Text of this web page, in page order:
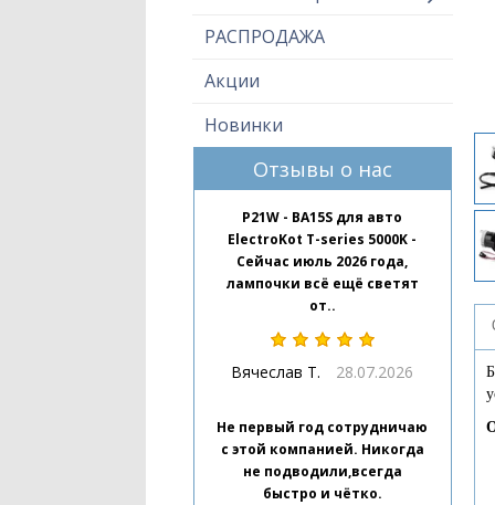
РАСПРОДАЖА
Акции
Новинки
Отзывы о нас
P21W - BA15S для авто
ElectroKot T-series 5000K -
Сейчас июль 2026 года,
лампочки всё ещё светят
от..
Вячеслав Т. 28.07.2026
Не первый год сотрудничаю
с этой компанией. Никогда
не подводили,всегда
быстро и чётко.